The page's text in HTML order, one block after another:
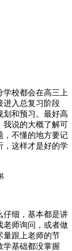
学校都会在高三上
进入总复习阶段
划和预习。最好高
我说的大概了解可
，不懂的地方要记
，这样才是好的学
仔细，基本都是讲
老师询问，或者做
量跟上老师的节
学基础都没掌握